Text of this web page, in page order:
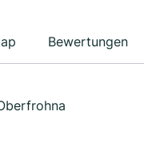
Bewertungen